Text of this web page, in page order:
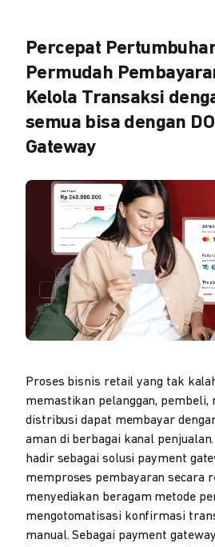
Percepat
Permudah
Kelola Transaksi
semua bisa dengan
Gateway
Proses bisnis retail yang tak
memastikan pelanggan, pembeli,
distribusi dapat membayar
aman di berbagai kanal
hadir sebagai solusi payment
memproses pembayaran secara
menyediakan beragam metode
mengotomatisasi konfirmasi
manual. Sebagai payment